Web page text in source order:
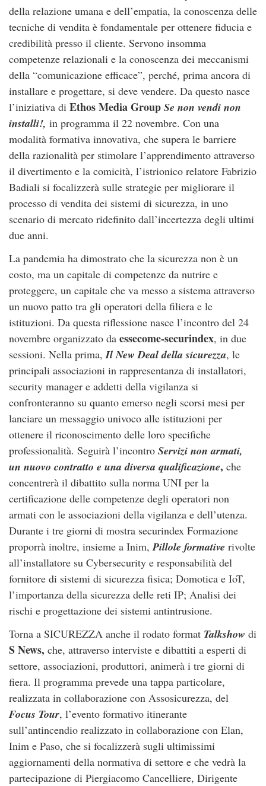
della relazione umana e dell’empatia, la conoscenza delle
tecniche di vendita è fondamentale per ottenere fiducia e
credibilità presso il cliente. Servono insomma
competenze relazionali e la conoscenza dei meccanismi
della “comunicazione efficace”, perché, prima ancora di
installare e progettare, si deve vendere. Da questo nasce
l’iniziativa di Ethos Media Group Se non vendi non
installi!, in programma il 22 novembre. Con una
modalità formativa innovativa, che supera le barriere
della razionalità per stimolare l’apprendimento attraverso
il divertimento e la comicità, l’istrionico relatore Fabrizio
Badiali si focalizzerà sulle strategie per migliorare il
processo di vendita dei sistemi di sicurezza, in uno
scenario di mercato ridefinito dall’incertezza degli ultimi
due anni.
La pandemia ha dimostrato che la sicurezza non è un
costo, ma un capitale di competenze da nutrire e
proteggere, un capitale che va messo a sistema attraverso
un nuovo patto tra gli operatori della filiera e le
istituzioni. Da questa riflessione nasce l’incontro del 24
novembre organizzato da essecome-securindex, in due
sessioni. Nella prima,Il New Deal della sicurezza, le
principali associazioni in rappresentanza di installatori,
security manager e addetti della vigilanza si
confronteranno su quanto emerso negli scorsi mesi per
lanciare un messaggio univoco alle istituzioni per
ottenere il riconoscimento delle loro specifiche
professionalità. Seguirà l’incontro Servizi non armati,
un nuovo contratto e una diversa qualificazione, che
concentrerà il dibattito sulla norma UNI per la
certificazione delle competenze degli operatori non
armati con le associazioni della vigilanza e dell’utenza.
Durante i tre giorni di mostra securindex Formazione
proporrà inoltre, insieme a Inim,Pillole formative rivolte
all’installatore su Cybersecurity e responsabilità del
fornitore di sistemi di sicurezza fisica; Domotica e IoT,
l’importanza della sicurezza delle reti IP; Analisi dei
rischi e progettazione dei sistemi antintrusione.
Torna a SICUREZZA anche il rodato format Talkshow di
S News, che, attraverso interviste e dibattiti a esperti di
settore, associazioni, produttori, animerà i tre giorni di
fiera. Il programma prevede una tappa particolare,
realizzata in collaborazione con Assosicurezza, del
Focus Tour, l’evento formativo itinerante
sull’antincendio realizzato in collaborazione con Elan,
Inim e Paso, che si focalizzerà sugli ultimissimi
aggiornamenti della normativa di settore e che vedrà la
partecipazione di Piergiacomo Cancelliere, Dirigente